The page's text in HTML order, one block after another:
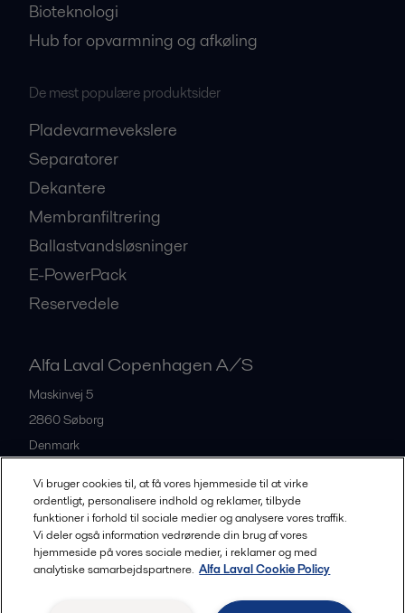
Bioteknologi
Hub for opvarmning og afkøling
De mest populære produktsider
Pladevarmevekslere
Separatorer
Dekantere
Membranfiltrering
Ballastvandsløsninger
E-PowerPack
Reservedele
Alfa Laval Copenhagen A/S
Maskinvej 5
2860Søborg
Denmark
All offices and partners
Legal terms and conditions
Vi bruger cookies til, at få vores hjemmeside til at virke
ordentligt, personalisere indhold og reklamer, tilbyde
funktioner i forhold til sociale medier og analysere vores traffik.
Vi deler også information vedrørende din brug af vores
hjemmeside på vores sociale medier, i reklamer og med
analytiske samarbejdspartnere. Alfa Laval Cookie Policy